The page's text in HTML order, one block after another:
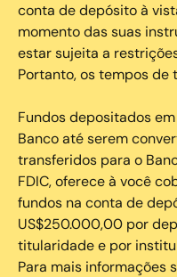
conta de depósito à
momento das suas
estar sujeita a
Portanto, os tempos de
Fundos depositados
Banco até serem
transferidos para o
FDIC, oferece à você
fundos na conta de
US$250.000,00 por
titularidade e por
Para mais informações